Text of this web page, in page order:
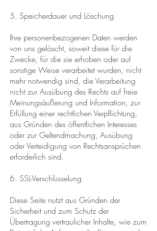
5. Speicherdauer und Löschung
Ihre personenbezogenen Daten werden
von uns gelöscht, soweit diese für die
Zwecke, für die sie erhoben oder auf
sonstige Weise verarbeitet wurden, nicht
mehr notwendig sind, die Verarbeitung
nicht zur Ausübung des Rechts auf freie
Meinungsäußerung und Information, zur
Erfüllung einer rechtlichen Verpflichtung,
aus Gründen des öffentlichen Interesses
oder zur Geltendmachung, Ausübung
oder Verteidigung von Rechtsansprüchen
erforderlich sind.
6. SSL-Verschlüsselung
Diese Seite nutzt aus Gründen der
Sicherheit und zum Schutz der
Übertragung vertraulicher Inhalte, wie zum